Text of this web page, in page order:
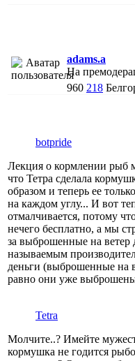
adams.a
На
960 218
botpride
Лекция о кормлении рыб
что Тетра сделала
образом и теперь ее
на каждом углу... И вот
отмалчивается, потому
нечего бесплатно, а мы
за выброшенные на ветер
называемым
деньги (выброшенные на
равно они уже
Tetra
Молчите..? Имейте
кормушка не годится